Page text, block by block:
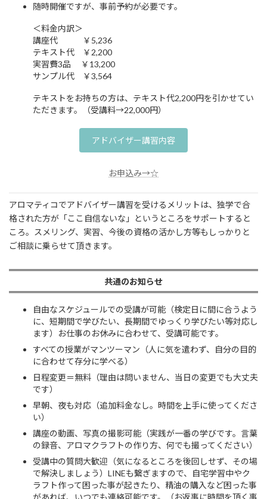
随時開催ですが、事前予約が必要です。​
＜料金内訳＞
講座代 ￥5,236
テキスト代 ￥2,200
実習費3品 ￥13,200
サンプル代 ￥3,564
テキストをお持ちの方は、テキスト代2,200円を引かせてい
ただきます。（受講料→22,000円）
アドバイザー講習内容
お申込み→☆
アロマティコでアドバイザー講習を受けるメリットは、独学で合
格された方が「ここ自信ないな」というところをサポートすると
ころ。スメリング、実習、今後の資格の活かし方等もしっかりと
ご相談に乗らせて頂きます。​
共通のお知らせ
自由なスケジュールでの受講が可能（検定日に間に合うよう
に、短期間で学びたい、長期間でゆっくり学びたい等対応し
ます）お仕事のお休みに合わせて、受講可能です。
すべての授業がマンツーマン（人に気を遣わず、自分の目的
に合わせて存分に学べる）
日程変更＝無料（理由は問いません、当日の変更でも大丈夫
です）
早朝、夜も対応（追加料金なし。時間を上手に使ってくださ
い）​
講座の動画、写真の撮影可能（実践が一番の学びです。言葉
の録音、アロマクラフトの作り方、何でも撮ってください）
受講中の質問大歓迎（気になるところを後回しせず、その場
で解決しましょう）LINEも繋ぎますので、自宅学習中やク
ラフト作って困った事が起きたり、精油の購入など困った事
があれば、いつでも連絡可能です。（お返事に時間を頂く事